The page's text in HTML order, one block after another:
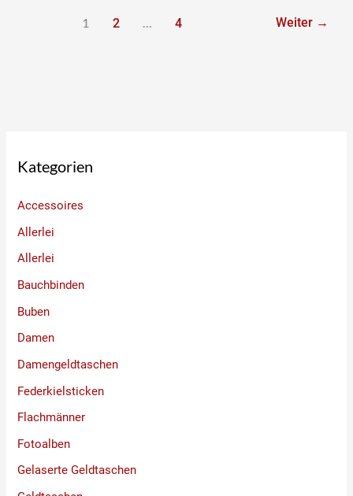
1 2 … 4 Weiter →
Kategorien
Accessoires
Allerlei
Allerlei
Bauchbinden
Buben
Damen
Damengeldtaschen
Federkielsticken
Flachmänner
Fotoalben
Gelaserte Geldtaschen